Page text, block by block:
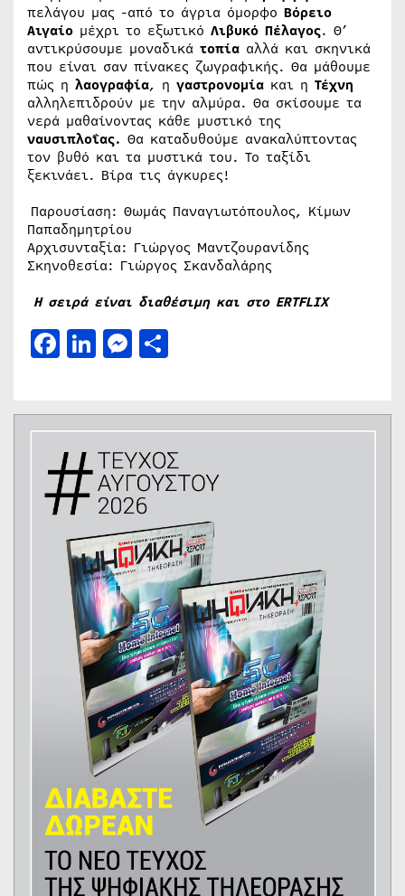
πελάγου μας -από το άγρια όμορφο Βόρειο
Αιγαίο μέχρι το εξωτικό Λιβυκό Πέλαγος. Θ’
αντικρύσουμε μοναδικά τοπία αλλά και σκηνικά
που είναι σαν πίνακες ζωγραφικής. Θα μάθουμε
πώς η λαογραφία, η γαστρονομία και η Τέχνη
αλληλεπιδρούν με την αλμύρα. Θα σκίσουμε τα
νερά μαθαίνοντας κάθε μυστικό της
ναυσιπλοΐας. Θα καταδυθούμε ανακαλύπτοντας
τον βυθό και τα μυστικά του. Το ταξίδι
ξεκινάει. Βίρα τις άγκυρες!
Παρουσίαση: Θωμάς Παναγιωτόπουλος, Κίμων
Παπαδημητρίου
Αρχισυνταξία: Γιώργος Μαντζουρανίδης
Σκηνοθεσία: Γιώργος Σκανδαλάρης
Η σειρά είναι διαθέσιμη και στο ERTFLIX
Facebook
LinkedIn
Messenger